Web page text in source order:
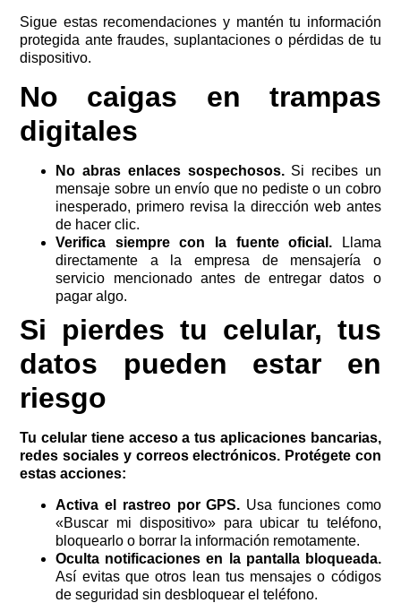
Sigue estas recomendaciones y mantén tu información
protegida ante fraudes, suplantaciones o pérdidas de tu
dispositivo.
No caigas en trampas
digitales
No abras enlaces sospechosos.Si recibes un
mensaje sobre un envío que no pediste o un cobro
inesperado, primero revisa la dirección web antes
de hacer clic.
Verifica siempre con la fuente oficial. Llama
directamente a la empresa de mensajería o
servicio mencionado antes de entregar datos o
pagar algo.
Si pierdes tu celular, tus
datos pueden estar en
riesgo
Tu celular tiene acceso a tus aplicaciones bancarias,
redes sociales y correos electrónicos. Protégete con
estas acciones:
Activa el rastreo por GPS. Usa funciones como
«Buscar mi dispositivo» para ubicar tu teléfono,
bloquearlo o borrar la información remotamente.
Oculta notificaciones en la pantalla bloqueada.
Así evitas que otros lean tus mensajes o códigos
de seguridad sin desbloquear el teléfono.